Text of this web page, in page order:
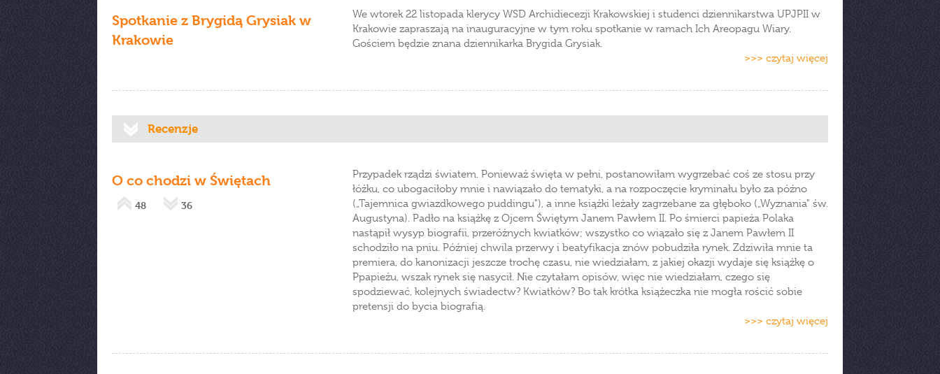
Spotkanie z Brygidą Grysiak w
Krakowie
We wtorek 22 listopada klerycy WSD Archidiecezji Krakowskiej i studenci dziennikarstwa UPJPII w
Krakowie zapraszają na inauguracyjne w tym roku spotkanie w ramach Ich Areopagu Wiary.
Gościem będzie znana dziennikarka Brygida Grysiak.
>>> czytaj więcej
Recenzje
O co chodzi w Świętach
48 36
Przypadek rządzi światem. Ponieważ święta w pełni, postanowiłam wygrzebać coś ze stosu przy
łóżku, co ubogaciłoby mnie i nawiązało do tematyki, a na rozpoczęcie kryminału było za późno
(„Tajemnica gwiazdkowego puddingu"), a inne książki leżały zagrzebane za głęboko („Wyznania" św.
Augustyna). Padło na książkę z Ojcem Świętym Janem Pawłem II. Po śmierci papieża Polaka
nastąpił wysyp biografii, przeróżnych kwiatków; wszystko co wiązało się z Janem Pawłem II
schodziło na pniu. Później chwila przerwy i beatyfikacja znów pobudziła rynek. Zdziwiła mnie ta
premiera, do kanonizacji jeszcze trochę czasu, nie wiedziałam, z jakiej okazji wydaje się książkę o
Ppapieżu, wszak rynek się nasycił. Nie czytałam opisów, więc nie wiedziałam, czego się
spodziewać, kolejnych świadectw? Kwiatków? Bo tak krótka książeczka nie mogła rościć sobie
pretensji do bycia biografią.
>>> czytaj więcej